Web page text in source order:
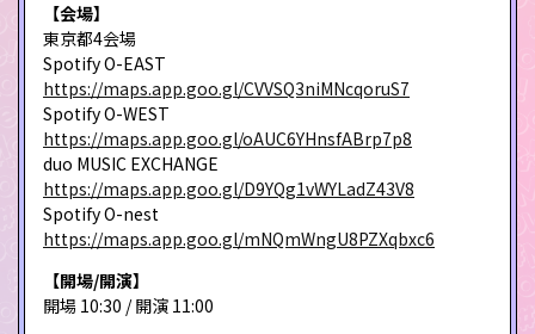
【会場】
東京都4会場
Spotify O-EAST
https://maps.app.goo.gl/CVVSQ3niMNcqoruS7
Spotify O-WEST
https://maps.app.goo.gl/oAUC6YHnsfABrp7p8
duo MUSIC EXCHANGE
https://maps.app.goo.gl/D9YQg1vWYLadZ43V8
Spotify O-nest
https://maps.app.goo.gl/mNQmWngU8PZXqbxc6
【開場/開演】
開場 10:30 / 開演 11:00